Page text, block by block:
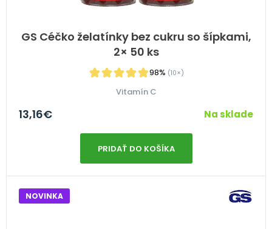
GS Céčko želatínky bez cukru so šípkami,
2× 50 ks
98% (10×)
Vitamín C
13,16€ Na sklade
PRIDAŤ DO KOŠÍKA
NOVINKA